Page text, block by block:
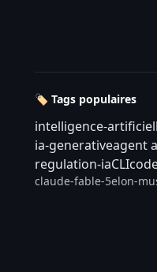
🏷️ Tags populaires
intelligence-
ia-generativeagent
regulation-iaCLI
claude-fable-5elon-